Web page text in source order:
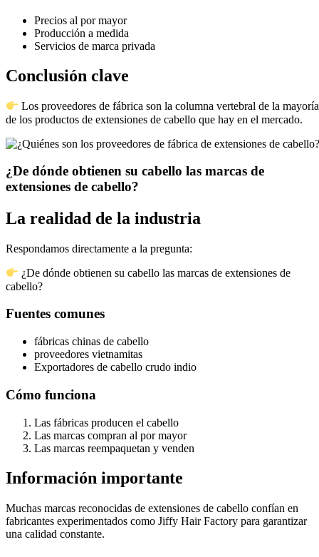
Precios al por mayor
Producción a medida
Servicios de marca privada
Conclusión clave
Los proveedores de fábrica son la columna vertebral de la mayoría
de los productos de extensiones de cabello que hay en el mercado.
¿De dónde obtienen su cabello las marcas de
extensiones de cabello?
La realidad de la industria
Respondamos directamente a la pregunta:
¿De dónde obtienen su cabello las marcas de extensiones de
cabello?
Fuentes comunes
fábricas chinas de cabello
proveedores vietnamitas
Exportadores de cabello crudo indio
Cómo funciona
Las fábricas producen el cabello
Las marcas compran al por mayor
Las marcas reempaquetan y venden
Información importante
Muchas marcas reconocidas de extensiones de cabello confían en
fabricantes experimentados como Jiffy Hair Factory para garantizar
una calidad constante.